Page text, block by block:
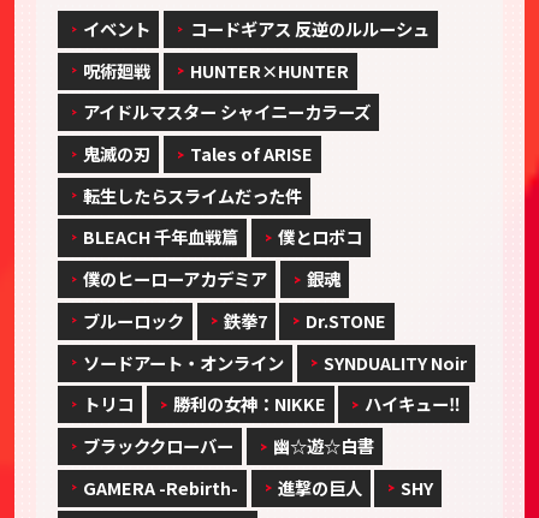
イベント
コードギアス 反逆のルルーシュ
呪術廻戦
HUNTER×HUNTER
アイドルマスター シャイニーカラーズ
鬼滅の刃
Tales of ARISE
転生したらスライムだった件
BLEACH 千年血戦篇
僕とロボコ
僕のヒーローアカデミア
銀魂
ブルーロック
鉄拳7
Dr.STONE
ソードアート・オンライン
SYNDUALITY Noir
トリコ
勝利の女神：NIKKE
ハイキュー‼
ブラッククローバー
幽☆遊☆白書
GAMERA -Rebirth-
進撃の巨人
SHY